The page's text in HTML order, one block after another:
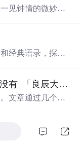
见钟情的微妙到
经典语录，探讨
java 两个service一个有事务一个没有_「良辰大叔」一个男人心里有没有你，就看这两个字...
文章通过几个维